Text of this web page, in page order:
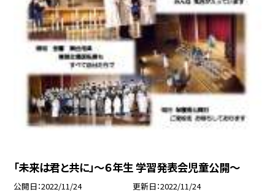
「未来は君と共に」〜６年生 学習発表会児童公開〜
公開日 2022/11/24 更新日 2022/11/24